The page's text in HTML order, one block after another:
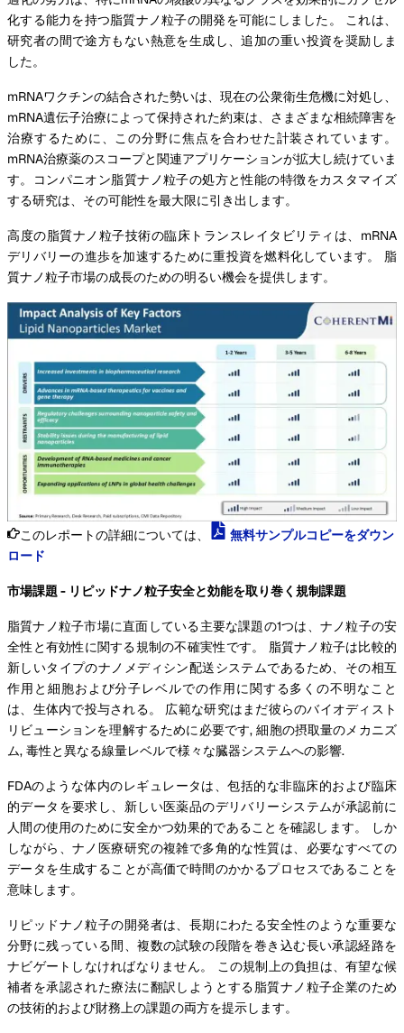
化する能力を持つ脂質ナノ粒子の開発を可能にしました。 これは、
研究者の間で途方もない熱意を生成し、追加の重い投資を奨励しま
した。
mRNAワクチンの結合された勢いは、現在の公衆衛生危機に対処し、
mRNA遺伝子治療によって保持された約束は、さまざまな相続障害を
治療するために、この分野に焦点を合わせた計装されています。
mRNA治療薬のスコープと関連アプリケーションが拡大し続けていま
す。コンパニオン脂質ナノ粒子の処方と性能の特徴をカスタマイズ
する研究は、その可能性を最大限に引き出します。
高度の脂質ナノ粒子技術の臨床トランスレイタビリティは、mRNA
デリバリーの進歩を加速するために重投資を燃料化しています。 脂
質ナノ粒子市場の成長のための明るい機会を提供します。
このレポートの詳細については、
無料サンプルコピーをダウン
ロード
市場課題 - リピッドナノ粒子安全と効能を取り巻く規制課題
脂質ナノ粒子市場に直面している主要な課題の1つは、ナノ粒子の安
全性と有効性に関する規制の不確実性です。 脂質ナノ粒子は比較的
新しいタイプのナノメディシン配送システムであるため、その相互
作用と細胞および分子レベルでの作用に関する多くの不明なこと
は、生体内で投与される。 広範な研究はまだ彼らのバイオディスト
リビューションを理解するために必要です, 細胞の摂取量のメカニズ
ム, 毒性と異なる線量レベルで様々な臓器システムへの影響.
FDAのような体内のレギュレータは、包括的な非臨床的および臨床
的データを要求し、新しい医薬品のデリバリーシステムが承認前に
人間の使用のために安全かつ効果的であることを確認します。 しか
しながら、ナノ医療研究の複雑で多角的な性質は、必要なすべての
データを生成することが高価で時間のかかるプロセスであることを
意味します。
リピッドナノ粒子の開発者は、長期にわたる安全性のような重要な
分野に残っている間、複数の試験の段階を巻き込む長い承認経路を
ナビゲートしなければなりません。 この規制上の負担は、有望な候
補者を承認された療法に翻訳しようとする脂質ナノ粒子企業のため
の技術的および財務上の課題の両方を提示します。